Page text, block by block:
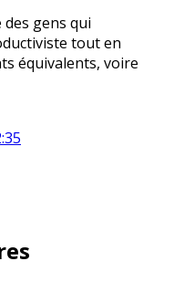
gens qui
tout en
équivalents, voire